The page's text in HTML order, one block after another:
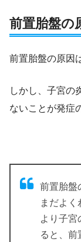
前置胎盤の
前置胎盤の原因
しかし、子宮の
ないことが発症
前置胎盤
まだよ
より子宮
ると、前